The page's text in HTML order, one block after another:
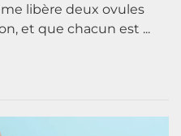
libère deux ovules
et que chacun est ...